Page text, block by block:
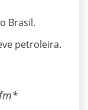
Brasil.
petroleira.